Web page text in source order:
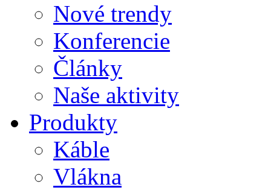
Nové trendy
Konferencie
Články
Naše aktivity
Produkty
Káble
Vlákna